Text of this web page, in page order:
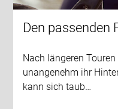
Den passenden
Nach längeren
unangenehm ihr
kann sich taub…